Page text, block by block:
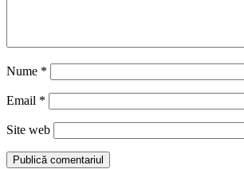
Nume *
Email *
Site web